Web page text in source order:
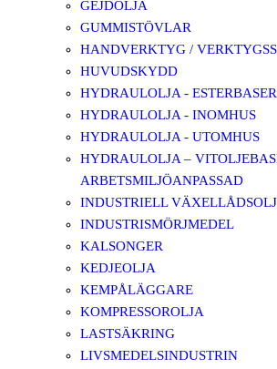
GEJDOLJA
GUMMISTÖVLAR
HANDVERKTYG /
HUVUDSKYDD
HYDRAULOLJA -
HYDRAULOLJA - INOMHUS
HYDRAULOLJA - UTOMHUS
HYDRAULOLJA –
ARBETSMILJÖANPASSAD
INDUSTRIELL
INDUSTRISMÖRJMEDEL
KALSONGER
KEDJEOLJA
KEMPÅLÄGGARE
KOMPRESSOROLJA
LASTSÄKRING
LIVSMEDELSINDUSTRIN